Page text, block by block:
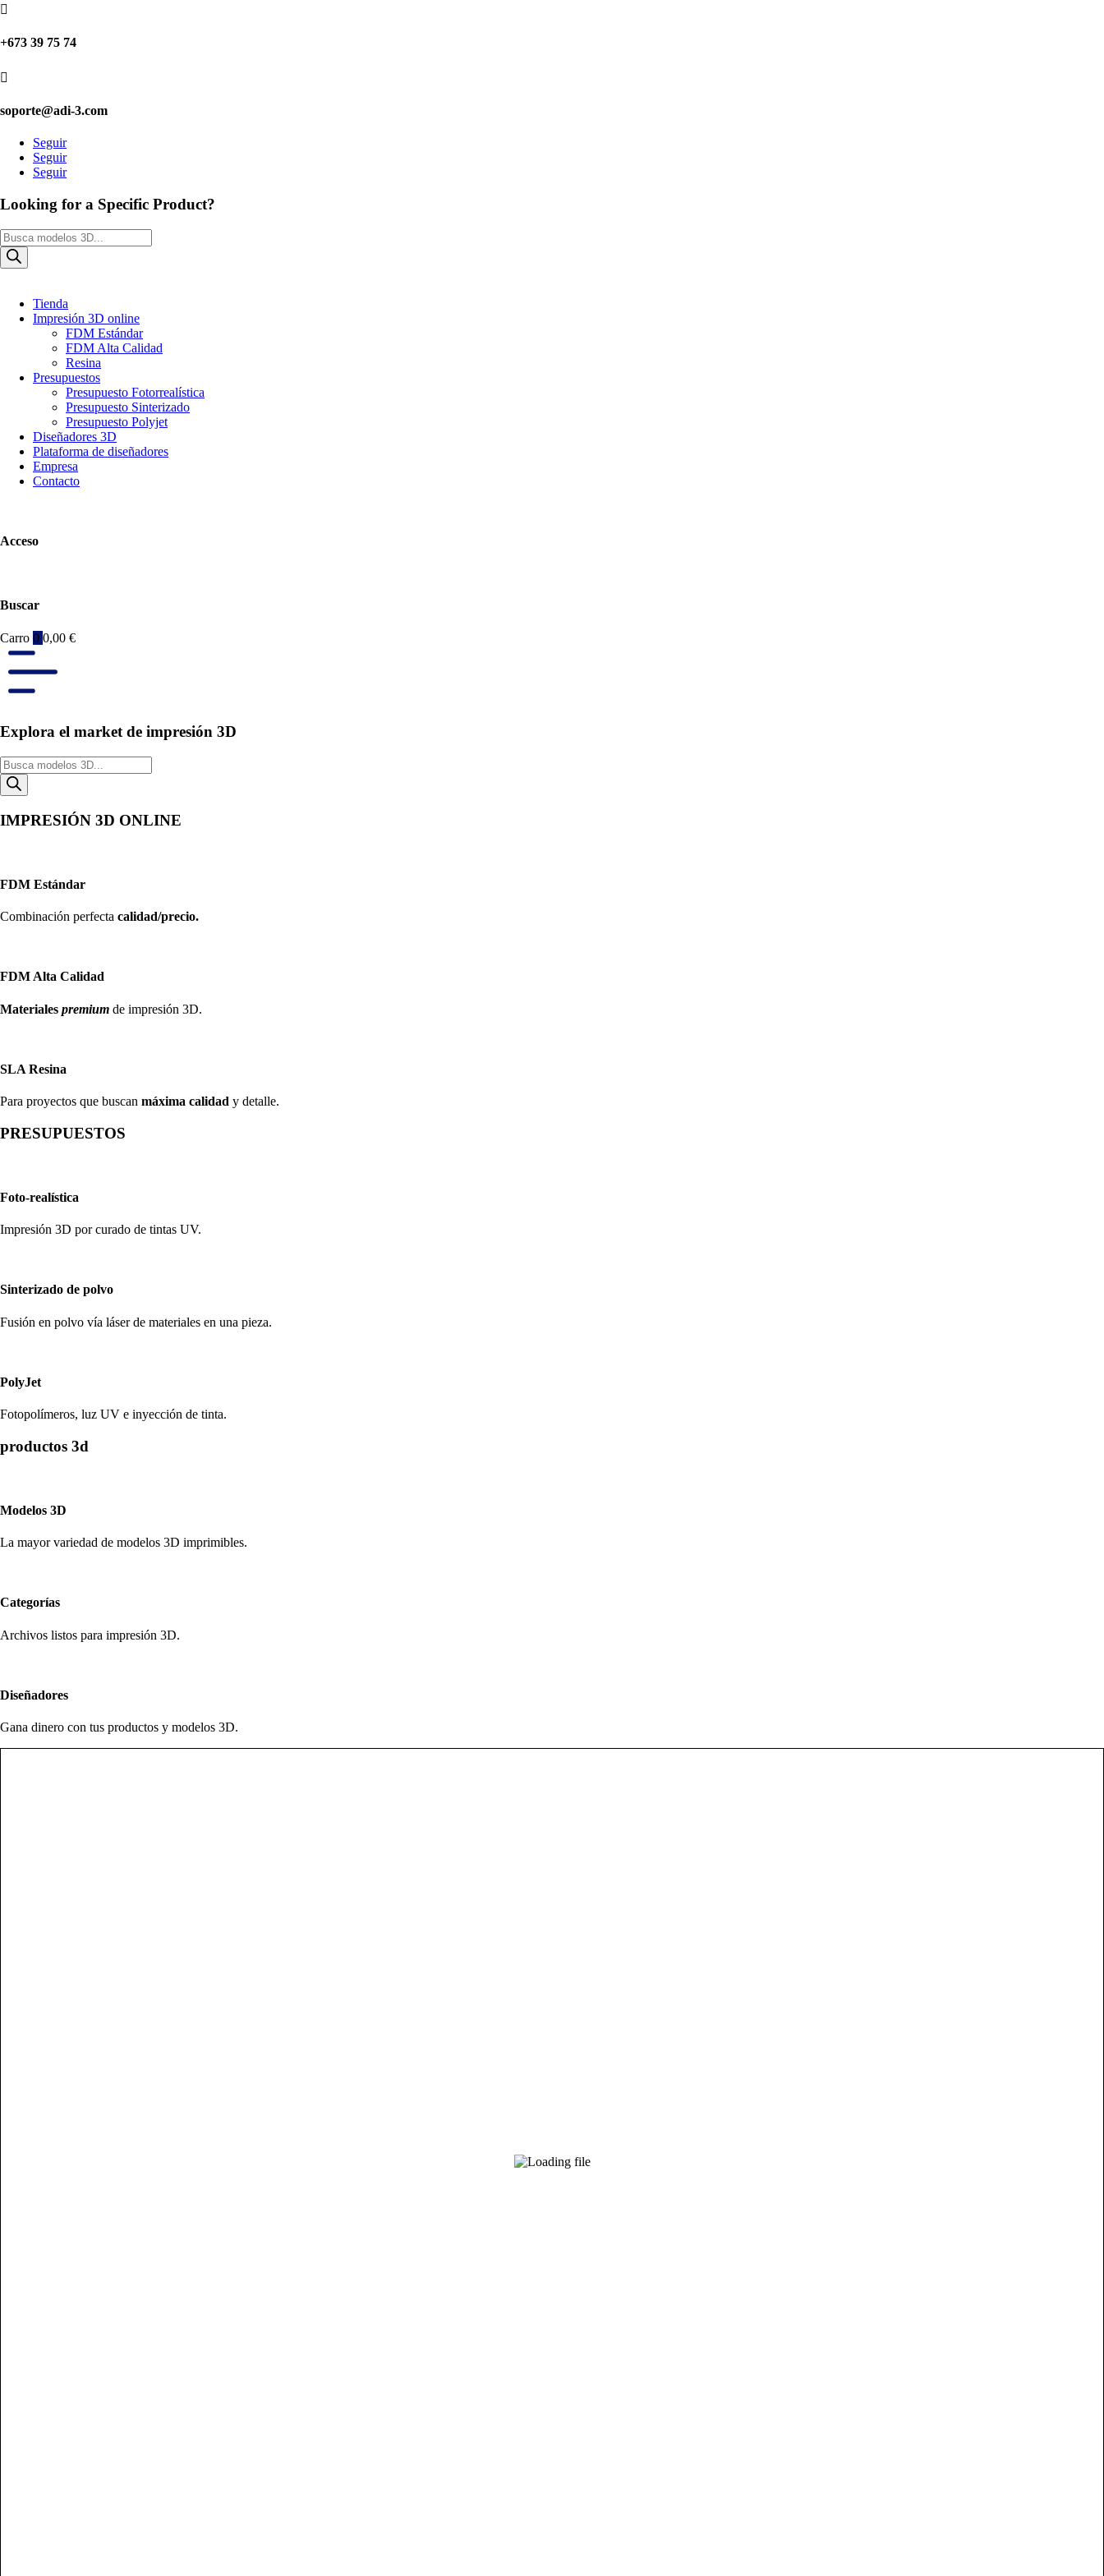

+673 39 75 74

soporte@adi-3.com
Seguir
Seguir
Seguir
Looking for a Specific Product?
Búsqueda
de
productos
Tienda
Impresión 3D online
FDM Estándar
FDM Alta Calidad
Resina
Presupuestos
Presupuesto Fotorrealística
Presupuesto Sinterizado
Presupuesto Polyjet
Diseñadores 3D
Plataforma de diseñadores
Empresa
Contacto
Acceso
Buscar
Carro 0 0,00 €
Explora el market de impresión 3D
Búsqueda
de
productos
IMPRESIÓN 3D ONLINE
FDM Estándar
Combinación perfecta calidad/precio.
FDM Alta Calidad
Materiales premium de impresión 3D.
SLA Resina
Para proyectos que buscan máxima calidad y detalle.
PRESUPUESTOS
Foto-realística
Impresión 3D por curado de tintas UV.
Sinterizado de polvo
Fusión en polvo vía láser de materiales en una pieza.
PolyJet
Fotopolímeros, luz UV e inyección de tinta.
productos 3d
Modelos 3D
La mayor variedad de modelos 3D imprimibles.
Categorías
Archivos listos para impresión 3D.
Diseñadores
Gana dinero con tus productos y modelos 3D.